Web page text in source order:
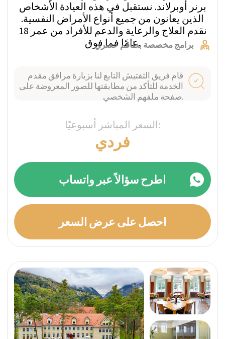
أي نوع من الرعاية تحتاج؟
نحن مستشارون طبيون محايدون ولدينا
سنوات من الخبرة في الرعاية السكنية
والرعاية الخارجية. ستقوم خدمة
الاستشارات الطبية الخاصة بنا بفهم وضعك
كيف تضمن السرية؟
في أي مرحلة من العملية، لا نحتاج إلى
خفية أو زيادات: غالبًا ما تستخدم العيادات
اطلب استشارة مجانية
الآن اطلب استشارة أولية غير ملزمة (10 دقائق) مع
فريقنا المتمرس. خلال هذه الاستشارة، هدفنا
هو فهمك واهتماماتك الشخصية من أجل إعداد
برنامج علاج مصمم خصيصًا لك.
اكتب لنا على WhatsApp+41 76 266 1457
أو اترك طلبًا: